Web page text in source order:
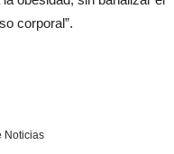
corporal”.
Noticias